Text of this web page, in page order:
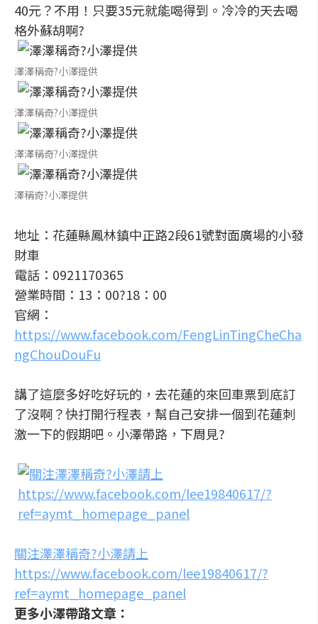
40元？不用！只要35元就能喝得到。冷冷的天去喝
格外蘇胡啊?
澤澤稱奇?小澤提供
澤澤稱奇?小澤提供
澤澤稱奇?小澤提供
澤稱奇?小澤提供
地址：花蓮縣鳳林鎮中正路2段61號對面廣場的小發
財車
電話：0921170365
營業時間：13：00?18：00
官網：
https://www.facebook.com/FengLinTingCheCha
ngChouDouFu
講了這麼多好吃好玩的，去花蓮的來回車票到底訂
了沒啊？快打開行程表，幫自己安排一個到花蓮刺
激一下的假期吧。小澤帶路，下周見?
關注澤澤稱奇?小澤請上
https://www.facebook.com/lee19840617/?
ref=aymt_homepage_panel
更多小澤帶路文章：